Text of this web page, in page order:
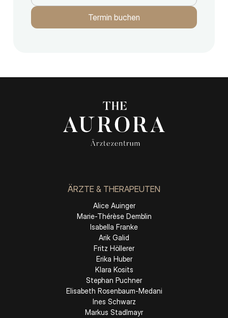
Termin buchen
ÄRZTE & THERAPEUTEN
Alice Auinger
Marie-Thérèse Demblin
Isabella Franke
Arik Galid
Fritz Höllerer
Erika Huber
Klara Kosits
Stephan Puchner
Elisabeth Rosenbaum-Medani
Ines Schwarz
Markus Stadlmayr